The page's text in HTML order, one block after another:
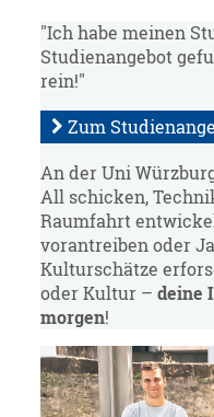
"Ich habe meinen
Studienangebot
rein!"
Zum
An der Uni
All schicken,
Raumfahrt
vorantreiben oder
Kulturschätze
oder Kultur –deine
morgen!